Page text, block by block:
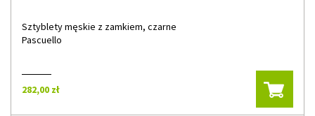
Sztyblety męskie z zamkiem, czarne
Pascuello
282,00 zł